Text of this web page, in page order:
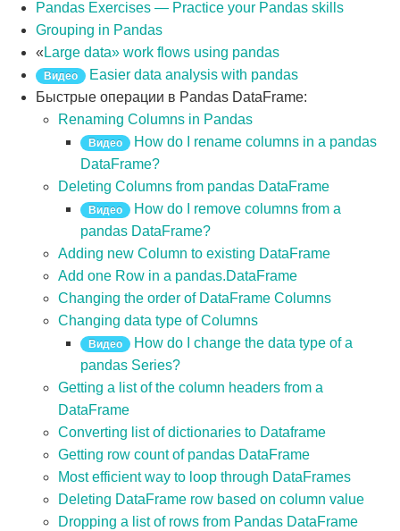
Pandas Exercises — Practice your Pandas skills
Grouping in Pandas
« Large data» work flows using pandas
Видео
Easier data analysis with pandas
Быстрые операции в Pandas DataFrame:
Renaming Columns in Pandas
Видео
How do I rename columns in a pandas
DataFrame?
Deleting Columns from pandas DataFrame
Видео
How do I remove columns from a
pandas DataFrame?
Adding new Column to existing DataFrame
Add one Row in a pandas.DataFrame
Changing the order of DataFrame Columns
Changing data type of Columns
Видео
How do I change the data type of a
pandas Series?
Getting a list of the column headers from a
DataFrame
Converting list of dictionaries to Dataframe
Getting row count of pandas DataFrame
Most efficient way to loop through DataFrames
Deleting DataFrame row based on column value
Dropping a list of rows from Pandas DataFrame